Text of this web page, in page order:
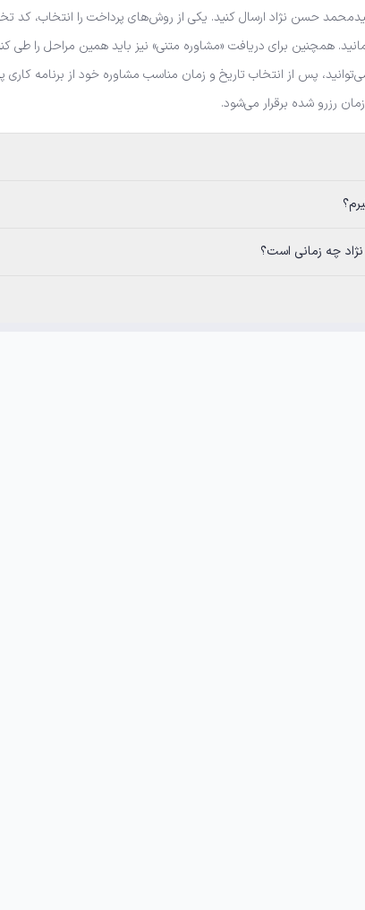
حسن نژاد ارسال کنید. یکی از روش‌های پرداخت را انتخاب، کد
همچنین برای دریافت «مشاوره متنی» نیز باید همین مراحل را طی
پس از انتخاب تاریخ و زمان مناسب مشاوره خود از برنامه
رزرو شده برقرار می‌شود.